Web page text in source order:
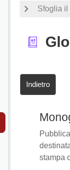
Sfoglia il
Indietro
stampa